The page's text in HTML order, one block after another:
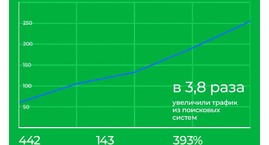
442 143 393%